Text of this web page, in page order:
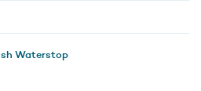
Waterstop